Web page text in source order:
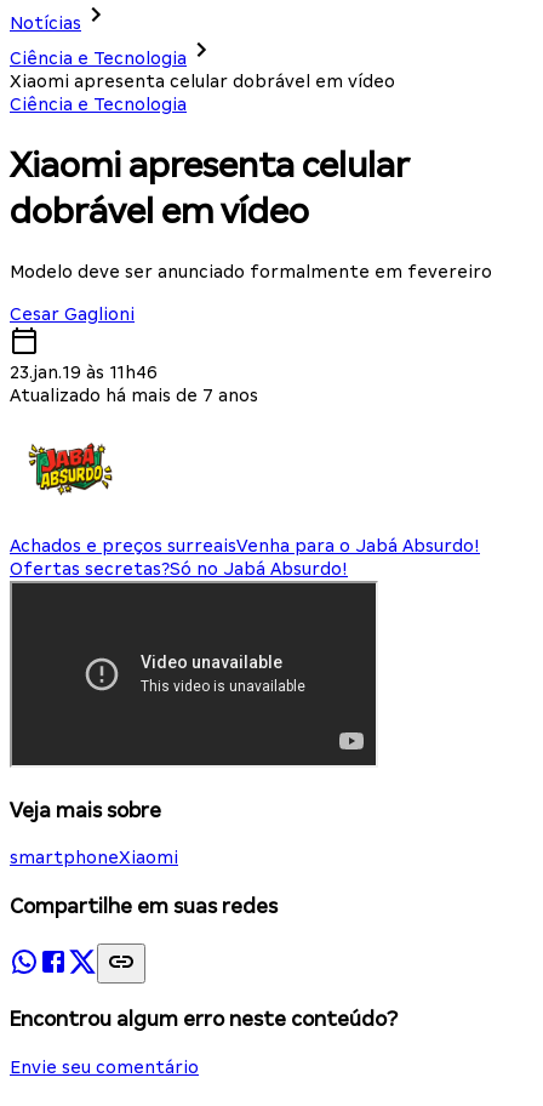
Notícias
Ciência e Tecnologia
Xiaomi apresenta celular dobrável em vídeo
Ciência e Tecnologia
Xiaomi apresenta celular
dobrável em vídeo
Modelo deve ser anunciado formalmente em fevereiro
Cesar Gaglioni
23.jan.19 às 11h46
Atualizado há mais de 7 anos
Achados e preços surreaisVenha para o Jabá Absurdo!
Ofertas secretas?Só no Jabá Absurdo!
Veja mais sobre
smartphoneXiaomi
Compartilhe em suas redes
Encontrou algum erro neste conteúdo?
Envie seu comentário